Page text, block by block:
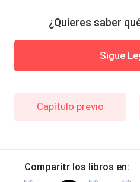
¿Quieres saber
Sigue
Capítulo previo
Comparitr los libros en: